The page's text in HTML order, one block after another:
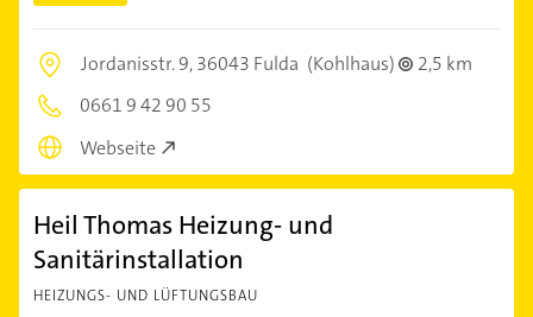
Jordanisstr. 9,36043 Fulda (Kohlhaus)
2,5 km
0661 9 42 90 55
Webseite
Heil Thomas Heizung- und
Sanitärinstallation
HEIZUNGS- UND LÜFTUNGSBAU